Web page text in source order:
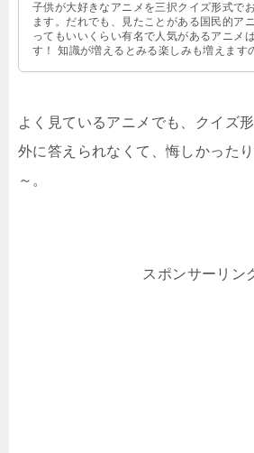
子供が大好きなアニメを三択クイズ形式で
ます。だれでも、見たことがある国民的ア
ってもいいくらい有名で人気があるアニメ
す！ 知識が増えるとみる楽しみも増えます
よく見ているアニメでも、クイズ
外に答えられなくて、悔しかった
～。
スポンサーリン